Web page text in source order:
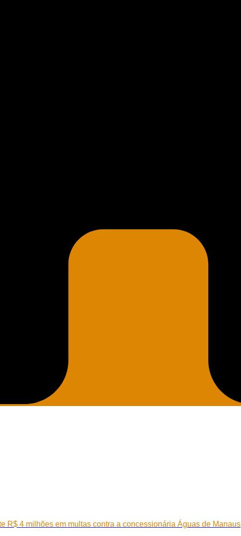
R$ 4 milhões em multas contra a concessionária Águas de Manaus